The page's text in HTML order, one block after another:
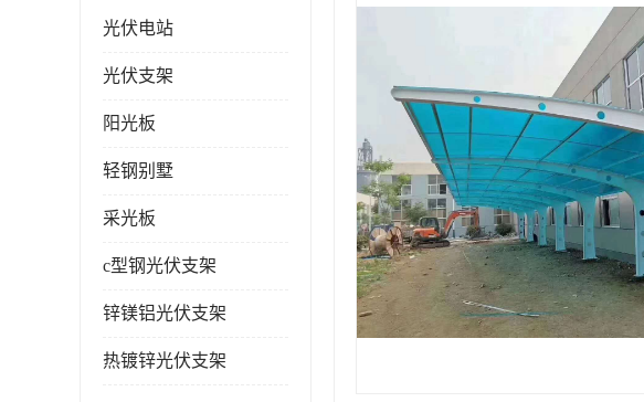
光伏电站
光伏支架
阳光板
轻钢别墅
采光板
c型钢光伏支架
锌镁铝光伏支架
热镀锌光伏支架